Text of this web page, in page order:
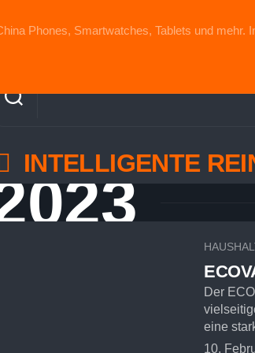
Phones, Smartwatches, Tablets und mehr.
INTELLIGENTE
Der
eine
10.